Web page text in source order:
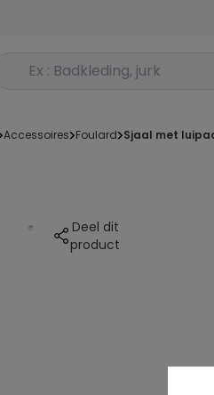
Rechercher un produit
accessoires foulard sjaal met
Deel dit
product